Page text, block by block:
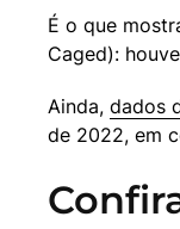
É o que
Caged):
Ainda, dados
de 2022, em